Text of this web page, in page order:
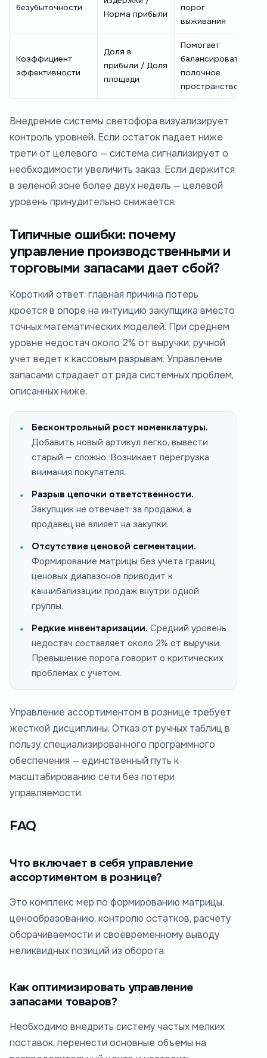
безубыточности
Норма прибыли
порог
выживания
Коэффициент
эффективности
Доля в
прибыли / Доля
площади
Помогает
балансировать
полочное
пространство
Внедрение системы светофора визуализирует
контроль уровней. Если остаток падает ниже
трети от целевого — система сигнализирует о
необходимости увеличить заказ. Если держится
в зеленой зоне более двух недель — целевой
уровень принудительно снижается.
Типичные ошибки: почему
управление производственными и
торговыми запасами дает сбой?
Короткий ответ: главная причина потерь
кроется в опоре на интуицию закупщика вместо
точных математических моделей. При среднем
уровне недостач около 2% от выручки, ручной
учет ведет к кассовым разрывам. Управление
запасами страдает от ряда системных проблем,
описанных ниже.
Бесконтрольный рост номенклатуры.
Добавить новый артикул легко, вывести
старый — сложно. Возникает перегрузка
внимания покупателя.
Разрыв цепочки ответственности.
Закупщик не отвечает за продажи, а
продавец не влияет на закупки.
Отсутствие ценовой сегментации.
Формирование матрицы без учета границ
ценовых диапазонов приводит к
каннибализации продаж внутри одной
группы.
Редкие инвентаризации. Средний уровень
недостач составляет около 2% от выручки.
Превышение порога говорит о критических
проблемах с учетом.
Управление ассортиментом в рознице требует
жесткой дисциплины. Отказ от ручных таблиц в
пользу специализированного программного
обеспечения — единственный путь к
масштабированию сети без потери
управляемости.
FAQ
Что включает в себя управление
ассортиментом в рознице?
Это комплекс мер по формированию матрицы,
ценообразованию, контролю остатков, расчету
оборачиваемости и своевременному выводу
неликвидных позиций из оборота.
Как оптимизировать управление
запасами товаров?
Необходимо внедрить систему частых мелких
поставок, перенести основные объемы на